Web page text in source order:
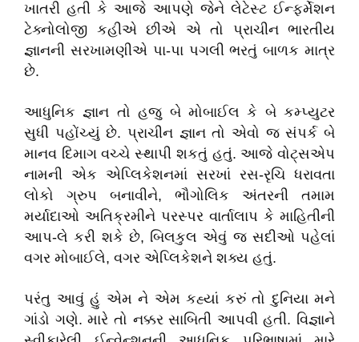
ખાતરી હતી કે આજે આપણે જેને લેટેસ્ટ ઈન્ફર્મેશન
ટેક્નોલોજી કહીએ છીએ એ તો પ્રાચીન ભારતીય
જ્ઞાનની સરખામણીએ પા-પા પગલી ભરતું બાળક માત્ર
છે.
આધુનિક જ્ઞાન તો હજુ બે મોબાઈલ કે બે કમ્પ્યુટર
સુધી પહોંચ્યું છે.પ્રાચીન જ્ઞાન તો એવો જ સંપર્ક બે
માનવ દિમાગ વચ્ચે સ્થાપી શકતું હતું.આજે વોટ્સએપ
નામની એક એપ્લિકેશનમાં સરખાં રસ-રૃચિ ધરાવતા
લોકો
ગ્રુપ બનાવીને, ભૌગોલિક અંતરની
તમામ
મર્યાદાઓ અતિક્રમીને પરસ્પર વાર્તાલાપ કે માહિતીની
આપ-લે કરી શકે છે, બિલકુલ એવું જ સદીઓ પહેલાં
વગર મોબાઈલે, વગર એપ્લિકેશને શક્ય હતું.
પરંતુ આવું હું એમ ને એમ કહ્યાં કરું તો દુનિયા મને
ગાંડો ગણે.મારે તો નક્કર સાબિતી આપવી હતી. વિજ્ઞાને